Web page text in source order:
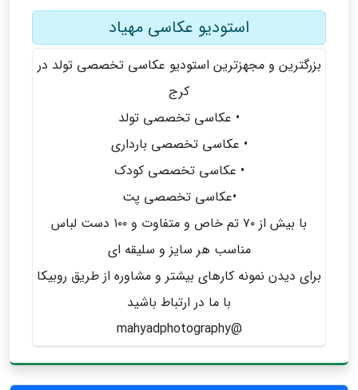
استودیو عکاسی مهیاد
بزرگترین و مجهزترین استودیو عکاسی تخصصی تولد در
کرج
• عکاسی تخصصی تولد
• عکاسی تخصصی بارداری
• عکاسی تخصصی کودک
•عکاسی تخصصی پت
با بیش از ۷۰ تم خاص و متفاوت و ۱۰۰ دست لباس
مناسب هر سایز و سلیقه ای
برای دیدن نمونه کارهای بیشتر و مشاوره از طریق روبیکا
با ما در ارتباط باشید
@mahyadphotography